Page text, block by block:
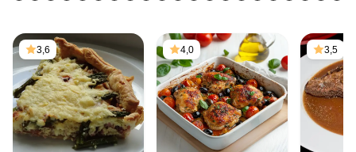
3,6 4,0 3,5